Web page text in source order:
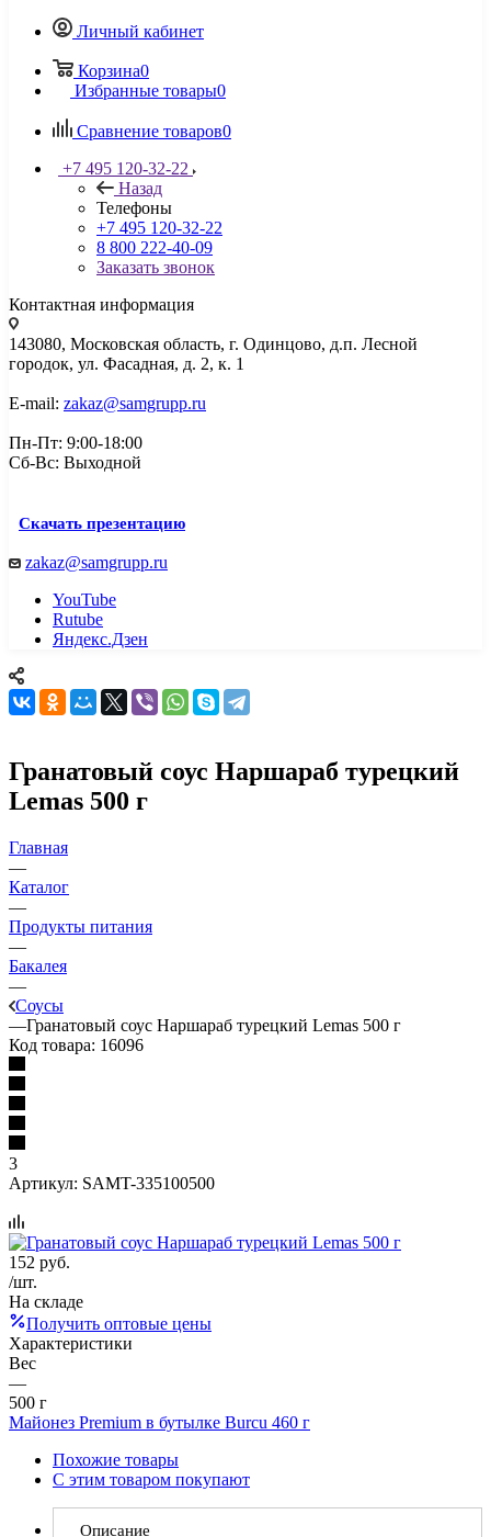
Личный кабинет
Корзина0
Избранные товары0
Сравнение товаров0
+7 495 120-32-22
Назад
Телефоны
+7 495 120-32-22
8 800 222-40-09
Заказать звонок
Контактная информация
143080, Mосковская область, г. Одинцово, д.п. Лесной
городок, ул. Фасадная, д. 2, к. 1
E-mail: zakaz@samgrupp.ru
Пн-Пт: 9:00-18:00
Сб-Вс: Выходной
Скачать презентацию
zakaz@samgrupp.ru
YouTube
Rutube
Яндекс.Дзен
Гранатовый соус Наршараб турецкий
Lemas 500 г
Главная
—
Каталог
—
Продукты питания
—
Бакалея
—
Соусы
—Гранатовый соус Наршараб турецкий Lemas 500 г
Код товара: 16096
3
Артикул: SAMT-335100500
152 руб.
/шт.
На складе
Получить оптовые цены
Характеристики
Вес
—
500 г
Майонез Premium в бутылке Burcu 460 г
Похожие товары
С этим товаром покупают
Описание